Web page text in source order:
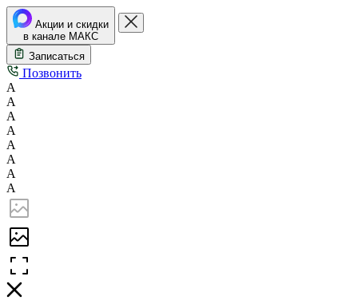
Акции и скидки
в канале МАКС
Записаться
Позвонить
А
А
А
А
А
А
А
А